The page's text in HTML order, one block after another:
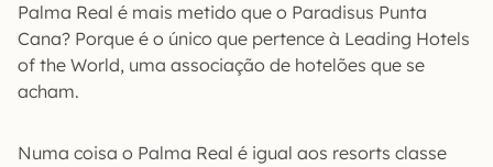
Palma Real é mais metido que o Paradisus Punta
Cana? Porque é o único que pertence à Leading Hotels
of the World, uma associação de hotelões que se
acham.
Numa coisa o Palma Real é igual aos resorts classe